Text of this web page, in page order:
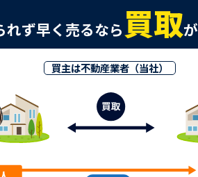
れず早く売るなら 買取
買主は不動産業者（当社）